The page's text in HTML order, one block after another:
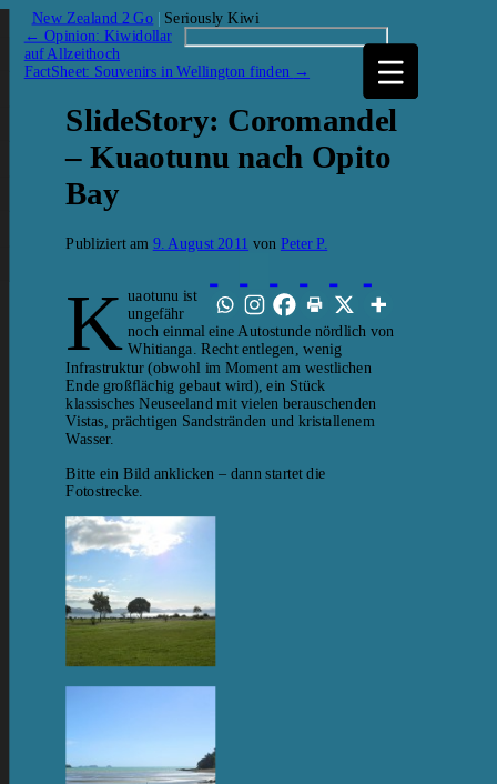
New Zealand 2 Go | Seriously Kiwi
← Opinion: Kiwidollar
auf Allzeithoch
FactSheet: Souvenirs in Wellington finden →
SlideStory: Coromandel
– Kuaotunu nach Opito
Bay
Publiziert am 9. August 2011 von Peter P.
K uaotunu ist
ungefähr
noch einmal eine Autostunde nördlich von
Whitianga. Recht entlegen, wenig
Infrastruktur (obwohl im Moment am westlichen
Ende großflächig gebaut wird), ein Stück
klassisches Neuseeland mit vielen berauschenden
Vistas, prächtigen Sandstränden und kristallenem
Wasser.
Bitte ein Bild anklicken – dann startet die
Fotostrecke.